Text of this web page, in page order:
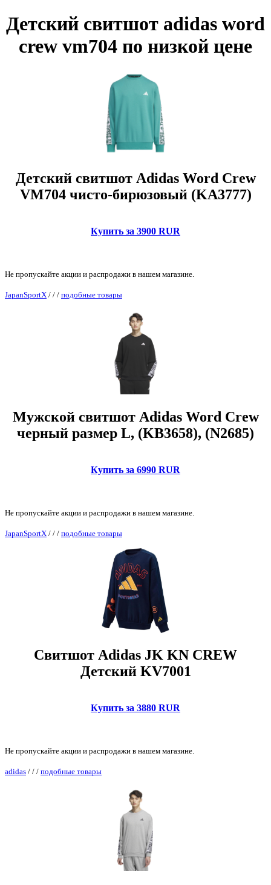
Детский свитшот adidas word
crew vm704 по низкой цене
Детский свитшот Adidas Word Crew
VM704 чисто-бирюзовый (KA3777)
Купить за 3900 RUR
Не пропускайте акции и распродажи в нашем магазине.
JapanSportX / / / подобные товары
Мужской свитшот Adidas Word Crew
черный размер L, (KB3658), (N2685)
Купить за 6990 RUR
Не пропускайте акции и распродажи в нашем магазине.
JapanSportX / / / подобные товары
Свитшот Adidas JK KN CREW
Детский KV7001
Купить за 3880 RUR
Не пропускайте акции и распродажи в нашем магазине.
adidas / / / подобные товары